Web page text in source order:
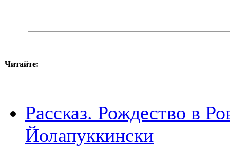
Читайте:
Рассказ. Рождество в
Йолапуккински